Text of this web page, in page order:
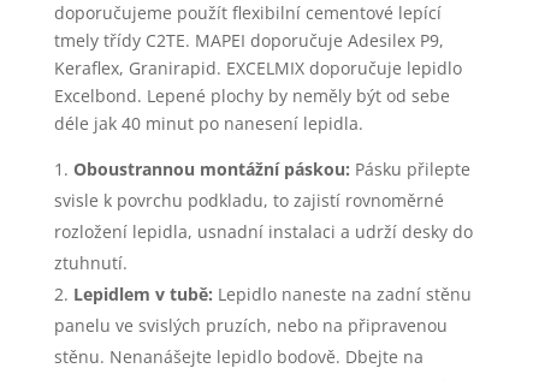
doporučujeme použít flexibilní cementové lepící
tmely třídy C2TE. MAPEI doporučuje Adesilex P9,
Keraflex, Granirapid. EXCELMIX doporučuje lepidlo
Excelbond. Lepené plochy by neměly být od sebe
déle jak 40 minut po nanesení lepidla.
Oboustrannou montážní páskou: Pásku přilepte
svisle k povrchu podkladu, to zajistí rovnoměrné
rozložení lepidla, usnadní instalaci a udrží desky do
ztuhnutí.
Lepidlem v tubě: Lepidlo naneste na zadní stěnu
panelu ve svislých pruzích, nebo na připravenou
stěnu. Nenanášejte lepidlo bodově. Dbejte na